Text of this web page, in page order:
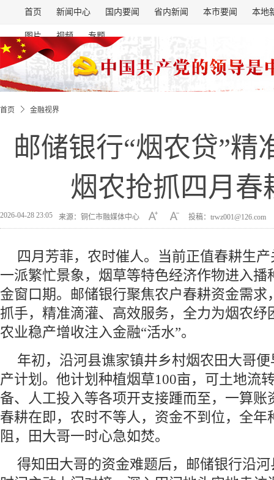
首页 新闻中心 国内要闻 省内新闻 本市要闻 本地
图片 视频 专题
首页 金融视界
邮储银行“烟农贷”精
烟农抢抓四月春
2026-04-28 23:05 来源：铜仁市融媒体中心 投稿：trwz001@126.com
四月芳菲，农时催人。当前正值春耕生
一派繁忙景象，烟草等特色经济作物进入播
金窗口期。邮储银行聚焦农户春耕资金需求
抓手，精准滴灌、高效服务，全力为烟农纾
农业稳产增收注入金融“活水”。
年初，沿河县谯家镇井乡村烟农田大哥
产计划。他计划种植烟草100亩，可土地流
备、人工投入等各项开支接踵而至，一算账
春耕在即，农时不等人，资金不到位，全年
阻，田大哥一时心急如焚。
得知田大哥的资金难题后，邮储银行沿